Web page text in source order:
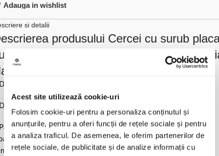
Acest site utilizează cookie-uri
Folosim cookie-uri pentru a personaliza conținutul și
anunțurile, pentru a oferi funcții de rețele sociale și pentru
a analiza traficul. De asemenea, le oferim partenerilor de
rețele sociale, de publicitate și de analize informații cu
Adauga in wishlist
si detalii
produsului Cercei cu surub
rodiu decorati cu banuti si cristale
2.5 cm.
banuti 1.8 cm.
bijuteria in ambalajul original sau intr-un saculet de catifea
pentru a evita frecarea sau lovirea de alte materiale. Evitati
cu apa si produsele cosmetice. Dupa fiecare purtare este